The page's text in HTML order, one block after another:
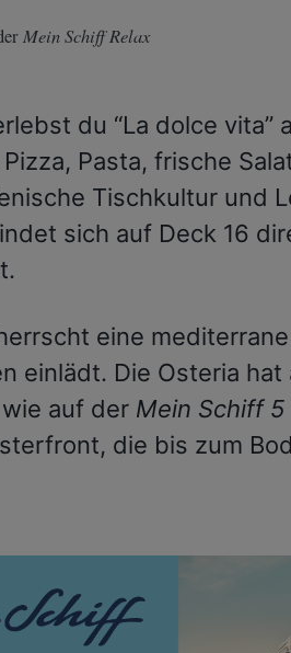
Mein Schiff Relax
du “La dolce vita”
Pasta, frische
Tischkultur und
sich auf Deck 16
eine
einlädt. Die Osteria hat
auf der Mein Schiff 5
die bis zum